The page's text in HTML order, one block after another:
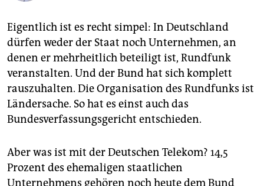
unterstützen
abo
genossenschaft
epaper login
Eigentlich ist es recht simpel: In Deutschland
dürfen weder der Staat noch Unternehmen, an
denen er mehrheitlich beteiligt ist, Rundfunk
veranstalten. Und der Bund hat sich komplett
rauszuhalten. Die Organisation des Rundfunks ist
Ländersache. So hat es einst auch das
Bundesverfassungsgericht entschieden.
Aber was ist mit der Deutschen Telekom? 14,5
Prozent des ehemaligen staatlichen
Unternehmens gehören noch heute dem Bund